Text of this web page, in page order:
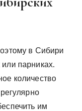
в Сибири
парниках.
количество
им